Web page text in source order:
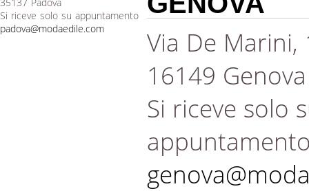
Si riceve solo su appuntamento
padova@modaedile.com
Via De Marini,
16149 Genova
Si riceve solo